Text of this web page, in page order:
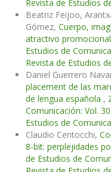
Revista de Estudios
Beatriz Feijoo,
Gómez, Cuerpo,
atractivo
Estudios de
Revista de Estudios
Daniel Guerrero
placement de las
de lengua española ,
Comunicación: Vol.
Estudios de
Claudio Centocchi,
8-bit: perplejidades
de Estudios de